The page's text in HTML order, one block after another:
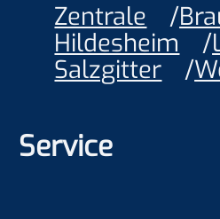
Zentrale
Hildesheim
Salzgitter
Service